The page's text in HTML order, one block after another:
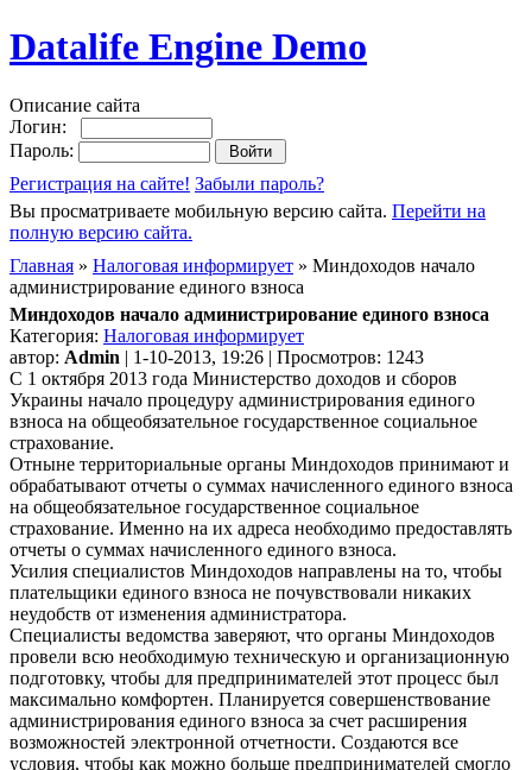
Datalife Engine Demo
Описание сайта
Логин:
Пароль:
Регистрация на сайте! Забыли пароль?
Вы просматриваете мобильную версию сайта. Перейти на
полную версию сайта.
Главная » Налоговая информирует » Миндоходов начало
администрирование единого взноса
Миндоходов начало администрирование единого взноса
Категория: Налоговая информирует
автор: Admin | 1-10-2013, 19:26 | Просмотров: 1243
С 1 октября 2013 года Министерство доходов и сборов
Украины начало процедуру администрирования единого
взноса на общеобязательное государственное социальное
страхование.
Отныне территориальные органы Миндоходов принимают и
обрабатывают отчеты о суммах начисленного единого взноса
на общеобязательное государственное социальное
страхование. Именно на их адреса необходимо предоставлять
отчеты о суммах начисленного единого взноса.
Усилия специалистов Миндоходов направлены на то, чтобы
плательщики единого взноса не почувствовали никаких
неудобств от изменения администратора.
Специалисты ведомства заверяют, что органы Миндоходов
провели всю необходимую техническую и организационную
подготовку, чтобы для предпринимателей этот процесс был
максимально комфортен. Планируется совершенствование
администрирования единого взноса за счет расширения
возможностей электронной отчетности. Создаются все
условия, чтобы как можно больше предпринимателей смогло